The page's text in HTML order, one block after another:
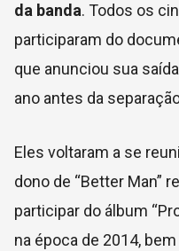
da banda. Todos os
participaram do
que anunciou sua
ano antes da
Eles voltaram a se
dono de “Better Man”
participar do álbum
na época de 2014,